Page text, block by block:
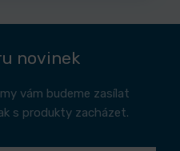
novinek
vám budeme zasílat
s produkty zacházet.